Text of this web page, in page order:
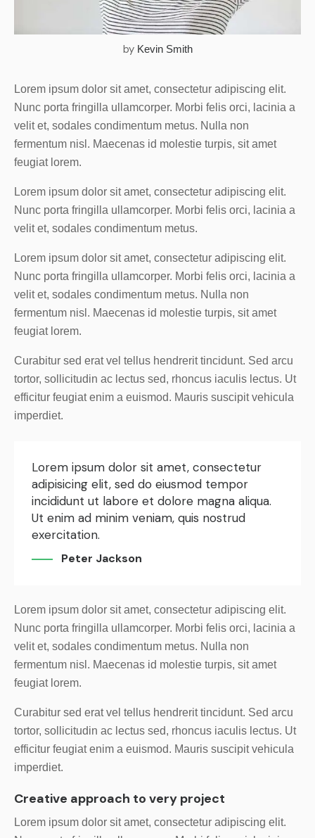
by Kevin Smith
Lorem ipsum dolor sit amet, consectetur adipiscing elit.
Nunc porta fringilla ullamcorper. Morbi felis orci, lacinia a
velit et, sodales condimentum metus. Nulla non
fermentum nisl. Maecenas id molestie turpis, sit amet
feugiat lorem.
Lorem ipsum dolor sit amet, consectetur adipiscing elit.
Nunc porta fringilla ullamcorper. Morbi felis orci, lacinia a
velit et, sodales condimentum metus.
Lorem ipsum dolor sit amet, consectetur adipiscing elit.
Nunc porta fringilla ullamcorper. Morbi felis orci, lacinia a
velit et, sodales condimentum metus. Nulla non
fermentum nisl. Maecenas id molestie turpis, sit amet
feugiat lorem.
Curabitur sed erat vel tellus hendrerit tincidunt. Sed arcu
tortor, sollicitudin ac lectus sed, rhoncus iaculis lectus. Ut
efficitur feugiat enim a euismod. Mauris suscipit vehicula
imperdiet.
Lorem ipsum dolor sit amet, consectetur
adipisicing elit, sed do eiusmod tempor
incididunt ut labore et dolore magna aliqua.
Ut enim ad minim veniam, quis nostrud
exercitation.
Peter Jackson
Lorem ipsum dolor sit amet, consectetur adipiscing elit.
Nunc porta fringilla ullamcorper. Morbi felis orci, lacinia a
velit et, sodales condimentum metus. Nulla non
fermentum nisl. Maecenas id molestie turpis, sit amet
feugiat lorem.
Curabitur sed erat vel tellus hendrerit tincidunt. Sed arcu
tortor, sollicitudin ac lectus sed, rhoncus iaculis lectus. Ut
efficitur feugiat enim a euismod. Mauris suscipit vehicula
imperdiet.
Creative approach to very project
Lorem ipsum dolor sit amet, consectetur adipiscing elit.